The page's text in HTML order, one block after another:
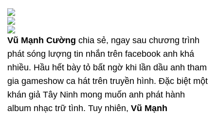
Vũ Mạnh Cường chia sẻ, ngay sau chương trình
phát sóng lượng tin nhắn trên facebook anh khá
nhiều. Hầu hết bày tỏ bất ngờ khi lần dầu anh tham
gia gameshow ca hát trên truyền hình. Đặc biệt một
khán giả Tây Ninh mong muốn anh phát hành
album nhạc trữ tình. Tuy nhiên, Vũ Mạnh